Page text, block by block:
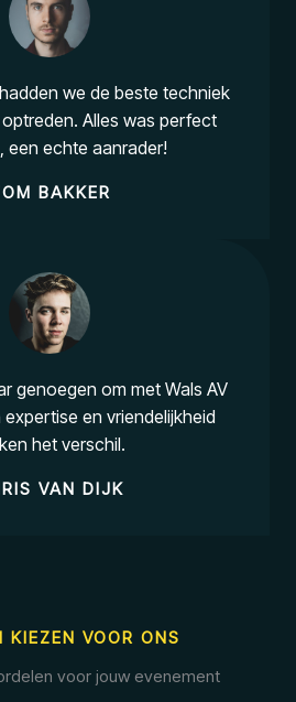
we de beste techniek
Alles was perfect
een echte aanrader!
BAKKER
genoegen om met Wals AV
en vriendelijkheid
het verschil.
VAN DIJK
KIEZEN VOOR ONS
voor jouw evenement